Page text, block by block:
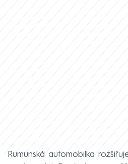
Rumunská automobilka